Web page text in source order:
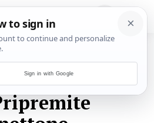
Sign in with Google